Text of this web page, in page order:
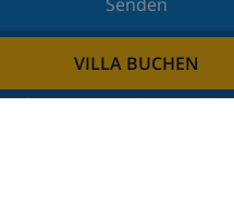
VILLA BUCHEN
sich für unseren
Wir respektieren